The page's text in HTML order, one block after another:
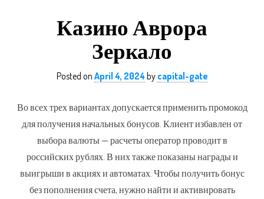
Казино Аврора
Зеркало
Posted on April 4, 2024by capital-gate
Во всех трех вариантах допускается применить промокод
для получения начальных бонусов. Клиент избавлен от
выбора валюты — расчеты оператор проводит в
российских рублях. В них также показаны награды и
выигрыши в акциях и автоматах. Чтобы получить бонус
без пополнения счета, нужно найти и активировать